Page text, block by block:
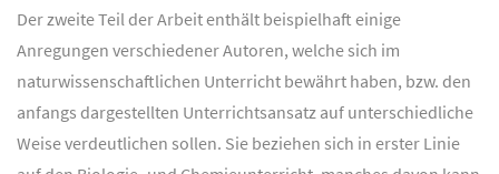
Der zweite Teil der Arbeit enthält beispielhaft einige
Anregungen verschiedener Autoren, welche sich im
naturwissenschaftlichen Unterricht bewährt haben, bzw. den
anfangs dargestellten Unterrichtsansatz auf unterschiedliche
Weise verdeutlichen sollen. Sie beziehen sich in erster Linie